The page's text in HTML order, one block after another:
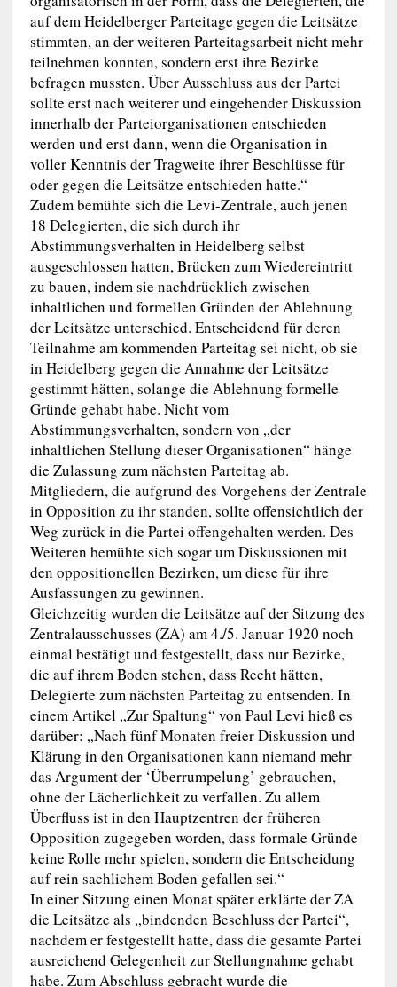
auf dem Heidelberger Parteitage gegen die Leitsätze
stimmten, an der weiteren Parteitagsarbeit nicht mehr
teilnehmen konnten, sondern erst ihre Bezirke
befragen mussten. Über Ausschluss aus der Partei
sollte erst nach weiterer und eingehender Diskussion
innerhalb der Parteiorganisationen entschieden
werden und erst dann, wenn die Organisation in
voller Kenntnis der Tragweite ihrer Beschlüsse für
oder gegen die Leitsätze entschieden hatte.“
Zudem bemühte sich die Levi-Zentrale, auch jenen
18 Delegierten, die sich durch ihr
Abstimmungsverhalten in Heidelberg selbst
ausgeschlossen hatten, Brücken zum Wiedereintritt
zu bauen, indem sie nachdrücklich zwischen
inhaltlichen und formellen Gründen der Ablehnung
der Leitsätze unterschied. Entscheidend für deren
Teilnahme am kommenden Parteitag sei nicht, ob sie
in Heidelberg gegen die Annahme der Leitsätze
gestimmt hätten, solange die Ablehnung formelle
Gründe gehabt habe. Nicht vom
Abstimmungsverhalten, sondern von „der
inhaltlichen Stellung dieser Organisationen“ hänge
die Zulassung zum nächsten Parteitag ab.
Mitgliedern, die aufgrund des Vorgehens der Zentrale
in Opposition zu ihr standen, sollte offensichtlich der
Weg zurück in die Partei offengehalten werden. Des
Weiteren bemühte sich sogar um Diskussionen mit
den oppositionellen Bezirken, um diese für ihre
Ausfassungen zu gewinnen.
Gleichzeitig wurden die Leitsätze auf der Sitzung des
Zentralausschusses (ZA) am 4./5. Januar 1920 noch
einmal bestätigt und festgestellt, dass nur Bezirke,
die auf ihrem Boden stehen, dass Recht hätten,
Delegierte zum nächsten Parteitag zu entsenden. In
einem Artikel „Zur Spaltung“ von Paul Levi hieß es
darüber: „Nach fünf Monaten freier Diskussion und
Klärung in den Organisationen kann niemand mehr
das Argument der ‘Überrumpelung’ gebrauchen,
ohne der Lächerlichkeit zu verfallen. Zu allem
Überfluss ist in den Hauptzentren der früheren
Opposition zugegeben worden, dass formale Gründe
keine Rolle mehr spielen, sondern die Entscheidung
auf rein sachlichem Boden gefallen sei.“
In einer Sitzung einen Monat später erklärte der ZA
die Leitsätze als „bindenden Beschluss der Partei“,
nachdem er festgestellt hatte, dass die gesamte Partei
ausreichend Gelegenheit zur Stellungnahme gehabt
habe. Zum Abschluss gebracht wurde die